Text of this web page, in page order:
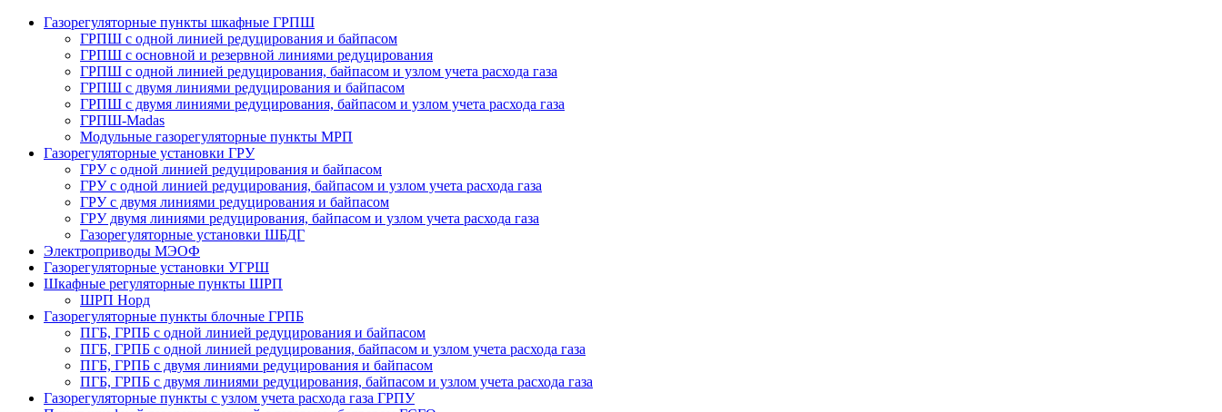
Газорегуляторные пункты шкафные ГРПШ
ГРПШ с одной линией редуцирования и байпасом
ГРПШ с основной и резервной линиями редуцирования
ГРПШ с одной линией редуцирования, байпасом и узлом учета расхода газа
ГРПШ с двумя линиями редуцирования и байпасом
ГРПШ с двумя линиями редуцирования, байпасом и узлом учета расхода газа
ГРПШ-Madas
Модульные газорегуляторные пункты МРП
Газорегуляторные установки ГРУ
ГРУ с одной линией редуцирования и байпасом
ГРУ с одной линией редуцирования, байпасом и узлом учета расхода газа
ГРУ с двумя линиями редуцирования и байпасом
ГРУ двумя линиями редуцирования, байпасом и узлом учета расхода газа
Газорегуляторные установки ШБДГ
Электроприводы МЭОФ
Газорегуляторные установки УГРШ
Шкафные регуляторные пункты ШРП
ШРП Норд
Газорегуляторные пункты блочные ГРПБ
ПГБ, ГРПБ с одной линией редуцирования и байпасом
ПГБ, ГРПБ с одной линией редуцирования, байпасом и узлом учета расхода газа
ПГБ, ГРПБ с двумя линиями редуцирования и байпасом
ПГБ, ГРПБ с двумя линиями редуцирования, байпасом и узлом учета расхода газа
Газорегуляторные пункты с узлом учета расхода газа ГРПУ